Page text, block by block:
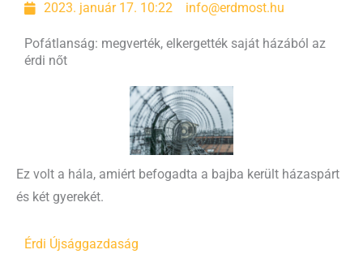
2023. január 17. 10:22 info@erdmost.hu
Pofátlanság: megverték, elkergették saját házából az
érdi nőt
Ez volt a hála, amiért befogadta a bajba került házaspárt
és két gyerekét.
Érdi Újsággazdaság